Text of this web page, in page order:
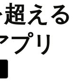
える
プリ